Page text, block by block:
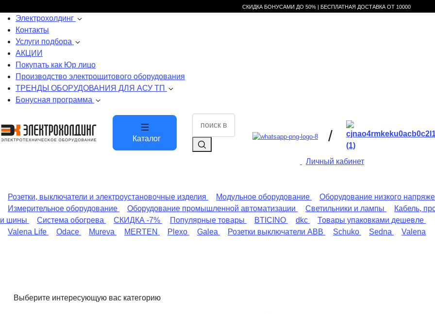
СКИДКА БОНУСАМИ ДО 50% | БЕСПЛАТНАЯ ДОСТАВКА ОТ 10000
Электрохолдинг
Контакты
Услуги подбора
АКЦИИ
Покупать как Юр лицо
Производство электрощитового оборудования
ТРЕНДЫ ОБОРУДОВАНИЯ ДЛЯ АСУ ТП
Бонусная программа
Каталог /
Личный кабинет
Розетки, выключатели и электроустановочные изделия Модульное оборудование Оборудование низкого
Измерительное оборудование
Оборудование промышленной автоматизации Светильники и лампы Кабель,
и шины
Система обогрева СКИДКА -7% Популярные товары BTICINO dkc Товары упаковками дешевле
Valena Life
Odace Mureva MERTEN Plexo Galea Розетки выключатели ABB Schuko Sedna Valena
Выберите интересующую вас категорию